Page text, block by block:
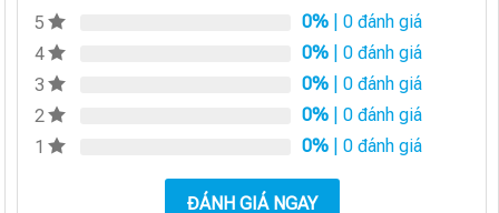
5 0% | 0 đánh giá
4
0% | 0 đánh giá
3
0% | 0 đánh giá
2
0% | 0 đánh giá
1
0% | 0 đánh giá
ĐÁNH GIÁ NGAY